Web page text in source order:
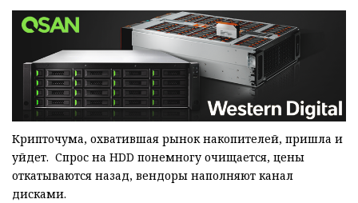
Крипточума, охватившая рынок накопителей, пришла и
уйдет. Спрос на HDD понемногу очищается, цены
откатываются назад, вендоры наполняют канал
дисками.